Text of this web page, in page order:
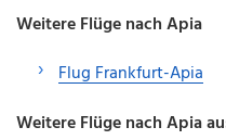
Weitere Flüge nach Apia
Flug Frankfurt-Apia
Weitere Flüge nach Apia